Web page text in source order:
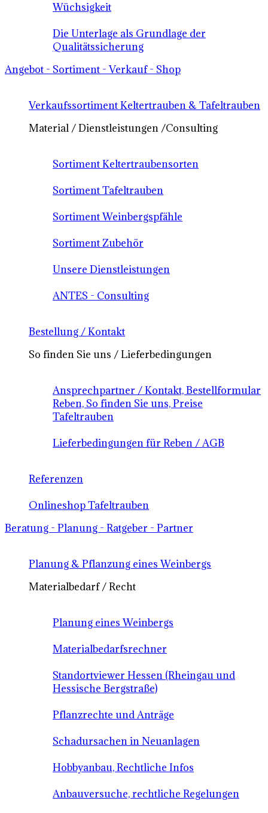
Wüchsigkeit
Die Unterlage als Grundlage der
Qualitätssicherung
Angebot - Sortiment - Verkauf - Shop
Verkaufssortiment Keltertrauben & Tafeltrauben
Material / Dienstleistungen /Consulting
Sortiment Keltertraubensorten
Sortiment Tafeltrauben
Sortiment Weinbergspfähle
Sortiment Zubehör
Unsere Dienstleistungen
ANTES - Consulting
Bestellung / Kontakt
So finden Sie uns / Lieferbedingungen
Ansprechpartner / Kontakt, Bestellformular
Reben, So finden Sie uns, Preise
Tafeltrauben
Lieferbedingungen für Reben / AGB
Referenzen
Onlineshop Tafeltrauben
Beratung - Planung - Ratgeber - Partner
Planung & Pflanzung eines Weinbergs
Materialbedarf / Recht
Planung eines Weinbergs
Materialbedarfsrechner
Standortviewer Hessen (Rheingau und
Hessische Bergstraße)
Pflanzrechte und Anträge
Schadursachen in Neuanlagen
Hobbyanbau, Rechtliche Infos
Anbauversuche, rechtliche Regelungen